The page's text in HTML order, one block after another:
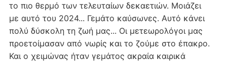
το πιο θερμό των τελευταίων δεκαετιών. Μοιάζει
με αυτό του 2024... Γεμάτο καύσωνες. Αυτό κάνει
πολύ δύσκολη τη ζωή μας... Οι μετεωρολόγοι μας
προετοίμασαν από νωρίς και το ζούμε στο έπακρο.
Και ο χειμώνας ήταν γεμάτος ακραία καιρικά